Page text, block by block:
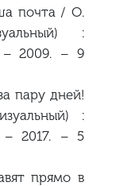
почта / О.
:
– 2009. – 9
пару дней!
:
– 2017. – 5
прямо в